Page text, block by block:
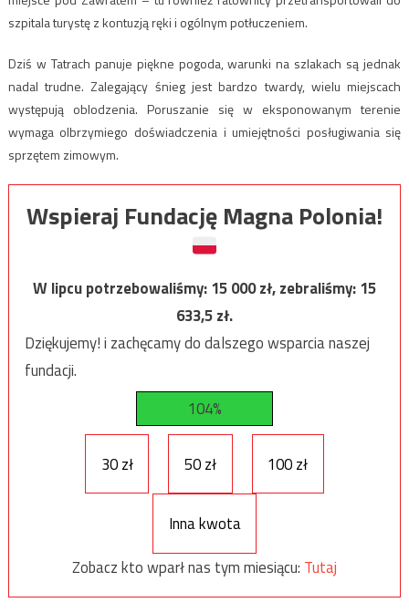
szpitala turystę z kontuzją ręki i ogólnym potłuczeniem.
Dziś w Tatrach panuje piękne pogoda, warunki na szlakach są jednak
nadal trudne. Zalegający śnieg jest bardzo twardy, wielu miejscach
występują oblodzenia. Poruszanie się w eksponowanym terenie
wymaga olbrzymiego doświadczenia i umiejętności posługiwania się
sprzętem zimowym.
Wspieraj Fundację Magna Polonia!
W lipcu potrzebowaliśmy:15 000zł, zebraliśmy:15
633,5zł.
Dziękujemy! i zachęcamy do dalszego wsparcia naszej
fundacji.
104%
30 zł 50 zł 100 zł
Inna kwota
Zobacz kto wparł nas tym miesiącu: Tutaj